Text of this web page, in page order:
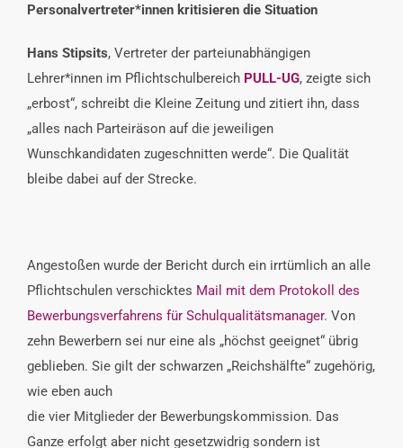
Personalvertreter*innen kritisieren die Situation
Hans Stipsits, Vertreter der parteiunabhängigen
Lehrer*innen im Pflichtschulbereich PULL-UG, zeigte sich
„erbost“, schreibt die Kleine Zeitung und zitiert ihn, dass
„alles nach Parteiräson auf die jeweiligen
Wunschkandidaten zugeschnitten werde“. Die Qualität
bleibe dabei auf der Strecke.
Angestoßen wurde der Bericht durch ein irrtümlich an alle
Pflichtschulen verschicktes Mail mit dem Protokoll des
Bewerbungsverfahrens für Schulqualitätsmanager. Von
zehn Bewerbern sei nur eine als „höchst geeignet“ übrig
geblieben. Sie gilt der schwarzen „Reichshälfte“ zugehörig,
wie eben auch
die vier Mitglieder der Bewerbungskommission. Das
Ganze erfolgt aber nicht gesetzwidrig sondern ist